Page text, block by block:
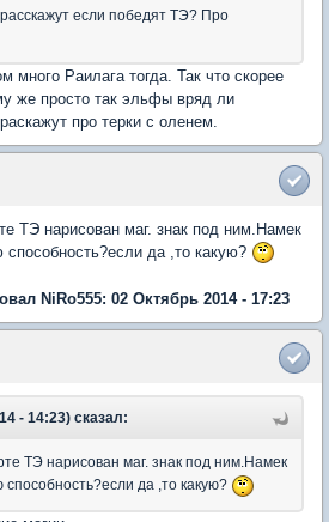
если победят ТЭ? Про
много Раилага тогда. Так что скорее
же просто так эльфы вряд ли
про терки с оленем.
ТЭ нарисован маг. знак под ним.Намек
да ,то какую?
NiRo555: 02 Октябрь 2014 - 17:23
- 14:23) сказал:
ТЭ нарисован маг. знак под ним.Намек
да ,то какую?